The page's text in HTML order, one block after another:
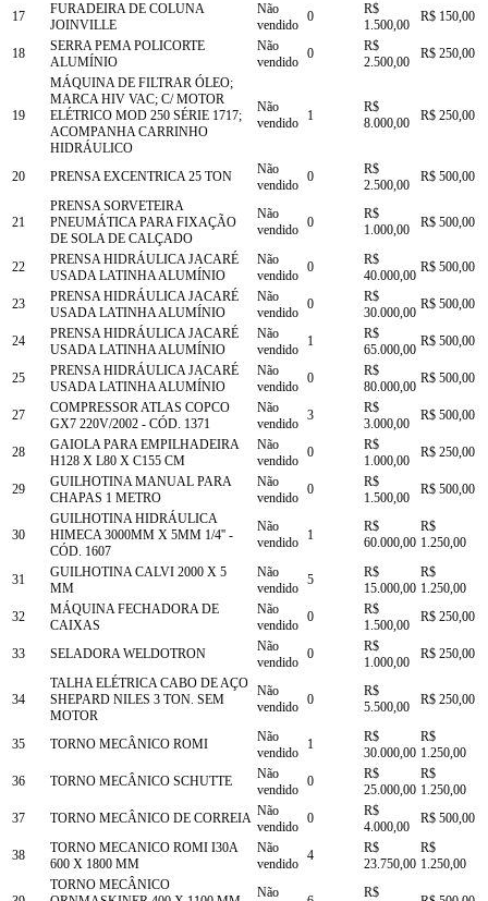
17
FURADEIRA DE COLUNA
JOINVILLE
Não
vendido
0
R$
1.500,00
R$ 150,00
18
SERRA PEMA POLICORTE
ALUMÍNIO
Não
vendido
0
R$
2.500,00
R$ 250,00
19
MÁQUINA DE FILTRAR ÓLEO;
MARCA HIV VAC; C/ MOTOR
ELÉTRICO MOD 250 SÉRIE 1717;
ACOMPANHA CARRINHO
HIDRÁULICO
Não
vendido
1
R$
8.000,00
R$ 250,00
20 PRENSA EXCENTRICA 25 TON
Não
vendido
0
R$
2.500,00
R$ 500,00
21
PRENSA SORVETEIRA
PNEUMÁTICA PARA FIXAÇÃO
DE SOLA DE CALÇADO
Não
vendido 0
R$
1.000,00
R$ 500,00
22
PRENSA HIDRÁULICA JACARÉ
USADA LATINHA ALUMÍNIO
Não
vendido
0
R$
40.000,00
R$ 500,00
23
PRENSA HIDRÁULICA JACARÉ
USADA LATINHA ALUMÍNIO
Não
vendido
0
R$
30.000,00
R$ 500,00
24
PRENSA HIDRÁULICA JACARÉ
USADA LATINHA ALUMÍNIO
Não
vendido
1
R$
65.000,00
R$ 500,00
25
PRENSA HIDRÁULICA JACARÉ
USADA LATINHA ALUMÍNIO
Não
vendido
0
R$
80.000,00
R$ 500,00
27
COMPRESSOR ATLAS COPCO
GX7 220V/2002 - CÓD. 1371
Não
vendido
3
R$
3.000,00
R$ 500,00
28
GAIOLA PARA EMPILHADEIRA
H128 X L80 X C155 CM
Não
vendido
0
R$
1.000,00
R$ 250,00
29
GUILHOTINA MANUAL PARA
CHAPAS 1 METRO
Não
vendido
0
R$
1.500,00
R$ 500,00
30
GUILHOTINA HIDRÁULICA
HIMECA 3000MM X 5MM 1/4'' -
CÓD. 1607
Não
vendido
1
R$
60.000,00
R$
1.250,00
31
GUILHOTINA CALVI 2000 X 5
MM
Não
vendido
5
R$
15.000,00
R$
1.250,00
32
MÁQUINA FECHADORA DE
CAIXAS
Não
vendido
0
R$
1.500,00
R$ 250,00
33 SELADORA WELDOTRON
Não
vendido
0
R$
1.000,00
R$ 250,00
34
TALHA ELÉTRICA CABO DE AÇO
SHEPARD NILES 3 TON. SEM
MOTOR
Não
vendido 0
R$
5.500,00
R$ 250,00
35 TORNO MECÂNICO ROMI
Não
vendido
1
R$
30.000,00
R$
1.250,00
36
TORNO MECÂNICO SCHUTTE
Não
vendido
0
R$
25.000,00
R$
1.250,00
37
TORNO MECÂNICO DE CORREIA Não
vendido
0
R$
4.000,00
R$ 500,00
38
TORNO MECANICO ROMI I30A
600 X 1800 MM
Não
vendido
4
R$
23.750,00
R$
1.250,00
TORNO MECÂNICO
Não R$